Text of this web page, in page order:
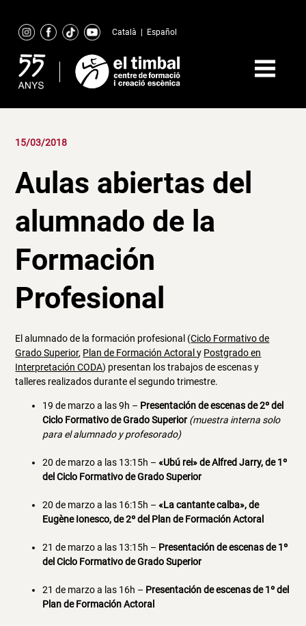
content
Català Español
15/03/2018
Aulas abiertas del
alumnado de la
Formación
Profesional
El alumnado de la formación profesional (Ciclo Formativo de
Grado Superior, Plan de Formación Actoraly Postgrado en
Interpretación CODA) presentan los trabajos de escenas y
talleres realizados durante el segundo trimestre.
19 de marzo a las 9h – Presentación de escenas de 2º del
Ciclo Formativo de Grado Superior (muestra interna solo
para el alumnado y profesorado)
20 de marzo a las 13:15h –«Ubú rei» de Alfred Jarry, de 1º
del Ciclo Formativo de Grado Superior
20 de marzo a las 16:15h – «La cantante calba», de
Eugène Ionesco, de 2º del Plan de Formación Actoral
21 de marzo a las 13:15h – Presentación de escenas de 1º
del Ciclo Formativo de Grado Superior
21 de marzo a las 16h – Presentación de escenas de 1º del
Plan de Formación Actoral